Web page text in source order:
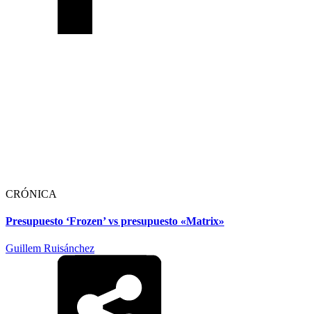
CRÓNICA
Presupuesto ‘Frozen’ vs presupuesto «Matrix»
Guillem Ruisánchez